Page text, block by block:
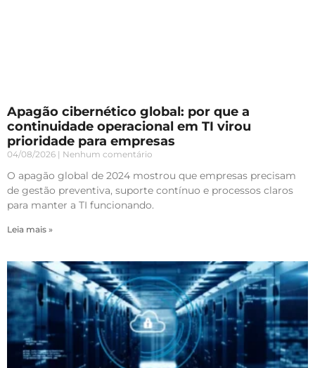
Apagão cibernético global: por que a
continuidade operacional em TI virou
prioridade para empresas
04/08/2026 Nenhum comentário
O apagão global de 2024 mostrou que empresas precisam
de gestão preventiva, suporte contínuo e processos claros
para manter a TI funcionando.
Leia mais »